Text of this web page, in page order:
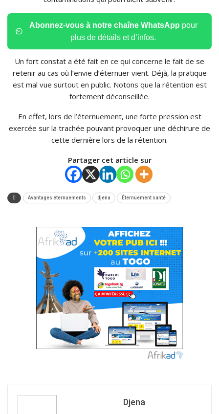
Abonnez-vous à notre chaîne WhatsApp pour
plus de détails et d’infos.
Un fort constat a été fait en ce qui concerne le fait de se
retenir au cas où l’envie d’éternuer vient. Déjà, la pratique
est mal vue surtout en public. Notons que la rétention est
fortement déconseillée.
En effet, lors de l’éternuement, une forte pression est
exercée sur la trachée pouvant provoquer une déchirure de
cette dernière lors de la rétention.
Partager cet article sur
Avantages éternuements djena Éternuement santé
Djena